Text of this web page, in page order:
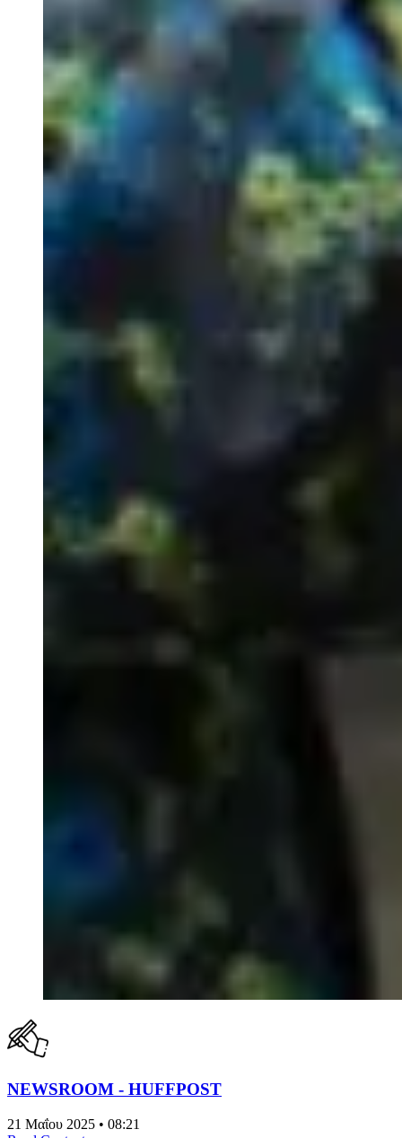
NEWSROOM - HUFFPOST
21 Μαΐου 2025 • 08:21